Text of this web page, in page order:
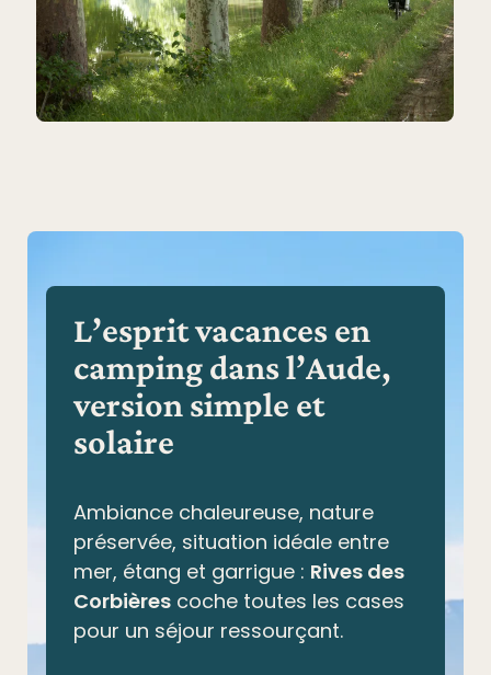
L’esprit vacances en
camping dans l’Aude,
version simple et
solaire
Ambiance chaleureuse, nature
préservée, situation idéale entre
mer, étang et garrigue : Rives des
Corbièrescoche toutes les cases
pour un séjour ressourçant.